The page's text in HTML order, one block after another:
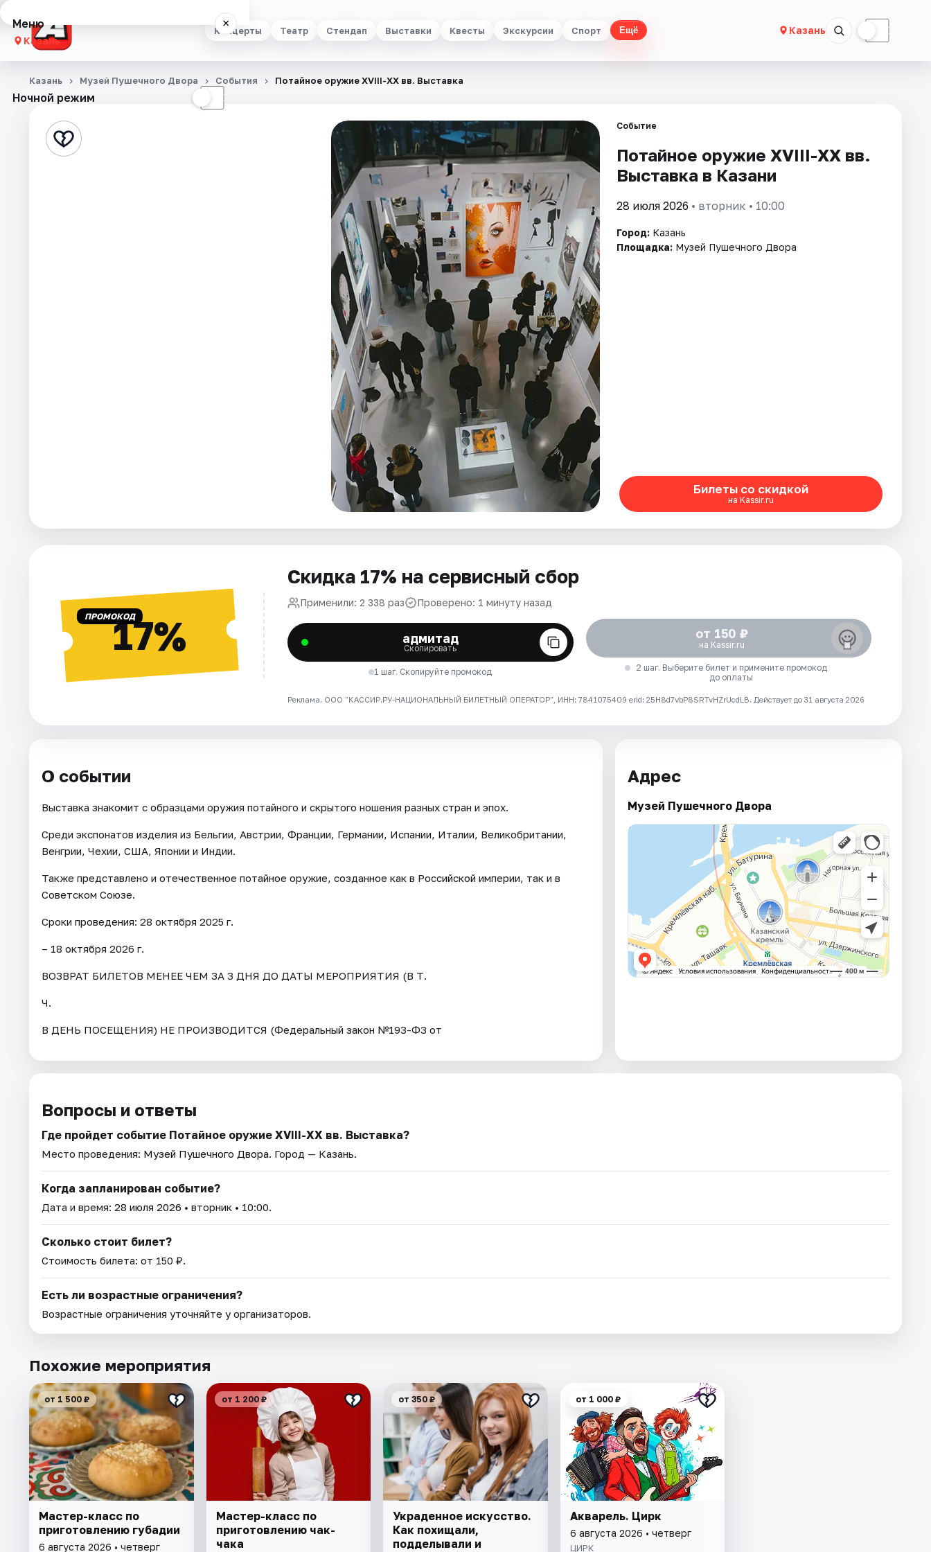
Концерты Театр Стендап Выставки Квесты Экскурсии Спорт Ещё Казань ☾
Меню ×
Казань
Концерты
Стендап
Ночной режим ☾
Казань Музей Пушечного Двора События Потайное оружие XVIII-XX вв. Выставка
Событие
Потайное оружие XVIII-XX вв.
Выставка в Казани
28 июля 2026 • вторник • 10:00
Город: Казань
Площадка: Музей Пушечного Двора
Билеты со скидкой
на Kassir.ru
ПРОМОКОД17%
Скидка 17% на сервисный сбор
Применили: 2 338 раз Проверено: 1 минуту назад
адмитад
Скопировать
1 шаг. Скопируйте промокод
от 150 ₽
на Kassir.ru
2 шаг. Выберите билет и примените промокод
до оплаты
Реклама. ООО "КАССИР.РУ-НАЦИОНАЛЬНЫЙ БИЛЕТНЫЙ ОПЕРАТОР", ИНН: 7841075409 erid: 25H8d7vbP8SRTvHZrUcdLB. Действует до 31 августа 2026
О событии
Выставка знакомит с образцами оружия потайного и скрытого ношения разных стран и эпох.
Среди экспонатов изделия из Бельгии, Австрии, Франции, Германии, Испании, Италии, Великобритании,
Венгрии, Чехии, США, Японии и Индии.
Также представлено и отечественное потайное оружие, созданное как в Российской империи, так и в
Советском Союзе.
Сроки проведения: 28 октября 2025 г.
– 18 октября 2026 г.
ВОЗВРАТ БИЛЕТОВ МЕНЕЕ ЧЕМ ЗА 3 ДНЯ ДО ДАТЫ МЕРОПРИЯТИЯ (В Т.
Ч.
В ДЕНЬ ПОСЕЩЕНИЯ) НЕ ПРОИЗВОДИТСЯ (Федеральный закон №193-ФЗ от
Адрес
Музей Пушечного Двора
Вопросы и ответы
Где пройдет событие Потайное оружие XVIII-XX вв. Выставка?
Место проведения: Музей Пушечного Двора. Город — Казань.
Когда запланирован событие?
Дата и время: 28 июля 2026 • вторник • 10:00.
Сколько стоит билет?
Стоимость билета: от 150 ₽.
Есть ли возрастные ограничения?
Возрастные ограничения уточняйте у организаторов.
Похожие мероприятия
от 1 500 ₽
Мастер-класс по
приготовлению губадии
6 августа 2026 • четверг
от 1 200 ₽
Мастер-класс по
приготовлению чак-
чака
от 350 ₽
Украденное искусство.
Как похищали,
подделывали и
от 1 000 ₽
Акварель. Цирк
6 августа 2026 • четверг
ЦИРК